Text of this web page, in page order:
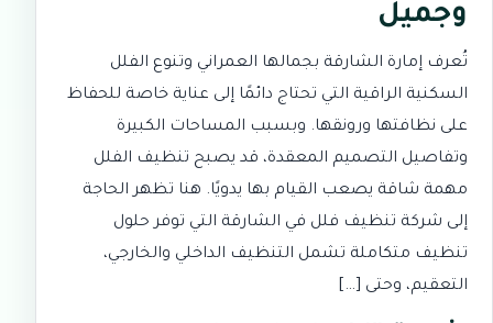
وجميل
تُعرف إمارة الشارقة بجمالها العمراني وتنوع الفلل
السكنية الراقية التي تحتاج دائمًا إلى عناية خاصة للحفاظ
على نظافتها ورونقها. وبسبب المساحات الكبيرة
وتفاصيل التصميم المعقدة، قد يصبح تنظيف الفلل
مهمة شاقة يصعب القيام بها يدويًا. هنا تظهر الحاجة
إلى شركة تنظيف فلل في الشارقة التي توفر حلول
تنظيف متكاملة تشمل التنظيف الداخلي والخارجي،
التعقيم، وحتى […]